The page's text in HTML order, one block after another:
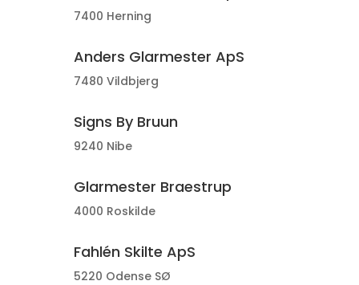
7400 Herning
Anders Glarmester ApS
7480 Vildbjerg
Signs By Bruun
9240 Nibe
Glarmester Braestrup
4000 Roskilde
Fahlén Skilte ApS
5220 Odense SØ